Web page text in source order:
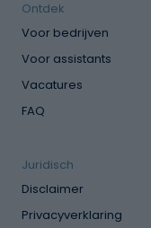
Ontdek
Voor bedrijven
Voor assistants
Vacatures
FAQ
Juridisch
Disclaimer
Privacyverklaring